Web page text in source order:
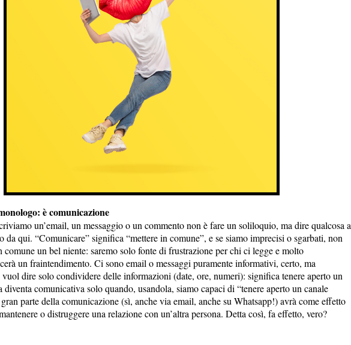
è comunicazione
un’email, un messaggio o un commento non è fare un soliloquio, ma dire qualcosa a
da qui. “Comunicare” significa “mettere in comune”, e se siamo imprecisi o sgarbati, non
comune un bel niente: saremo solo fonte di frustrazione per chi ci legge e molto
un fraintendimento. Ci sono email o messaggi puramente informativi, certo, ma
dire solo condividere delle informazioni (date, ore, numeri): significa tenere aperto un
diventa comunicativa solo quando, usandola, siamo capaci di “tenere aperto un canale
parte della comunicazione (sì, anche via email, anche su Whatsapp!) avrà come effetto
o distruggere una relazione con un’altra persona. Detta così, fa effetto, vero?